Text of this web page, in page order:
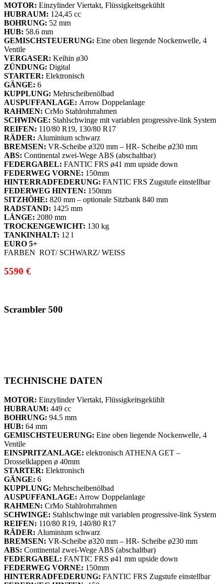
MOTOR: Einzylinder Viertakt, Flüssigkeitsgekühlt
HUBRAUM: 124,45 cc
BOHRUNG: 52 mm
HUB: 58.6 mm
GEMISCHSTEUERUNG: Eine oben liegende Nockenwelle, 4
Ventile
VERGASER: Keihin ø30
ZÜNDUNG: Digital
STARTER: Elektronisch
GÄNGE: 6
KUPPLUNG: Mehrscheibenölbad
AUSPUFFANLAGE: Arrow Doppelanlage
RAHMEN: CrMo Stahlrohrrahmen
SCHWINGE: Stahlschwinge mit variablen progressive-link System
REIFEN: 110/80 R19, 130/80 R17
RÄDER: Aluminium schwarz
BREMSEN: VR-Scheibe ø320 mm – HR- Scheibe ø230 mm
ABS: Continental zwei-Wege ABS (abschaltbar)
FEDERGABEL: FANTIC FRS ø41 mm upside down
FEDERWEG VORNE: 150mm
HINTERRADFEDERUNG: FANTIC FRS Zugstufe einstellbar
FEDERWEG HINTEN: 150mm
SITZHÖHE: 820 mm – optionale Sitzbank 840 mm
RADSTAND: 1425 mm
LÄNGE: 2080 mm
TROCKENGEWICHT: 130 kg
TANKINHALT: 12 l
EURO 5+
FARBEN ROT/ SCHWARZ/ WEISS
5590 €
Scrambler 500
TECHNISCHE DATEN
MOTOR: Einzylinder Viertakt, Flüssigkeitsgekühlt
HUBRAUM: 449 cc
BOHRUNG: 94.5 mm
HUB: 64 mm
GEMISCHSTEUERUNG: Eine oben liegende Nockenwelle, 4
Ventile
EINSPRITZANLAGE: elektronisch ATHENA GET –
Drosselklappen ø 40mm
STARTER: Elektronisch
GÄNGE: 6
KUPPLUNG: Mehrscheibenölbad
AUSPUFFANLAGE: Arrow Doppelanlage
RAHMEN: CrMo Stahlrohrrahmen
SCHWINGE: Stahlschwinge mit variablen progressive-link System
REIFEN: 110/80 R19, 140/80 R17
RÄDER: Aluminium schwarz
BREMSEN: VR-Scheibe ø320 mm – HR- Scheibe ø230 mm
ABS: Continental zwei-Wege ABS (abschaltbar)
FEDERGABEL: FANTIC FRS ø41 mm upside down
FEDERWEG VORNE: 150mm
HINTERRADFEDERUNG: FANTIC FRS Zugstufe einstellbar